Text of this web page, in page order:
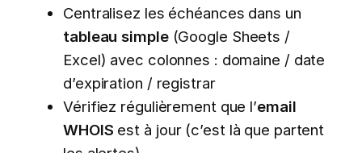
Centralisez les échéances dans un
tableau simple(Google Sheets /
Excel) avec colonnes : domaine / date
d’expiration / registrar
Vérifiez régulièrement que l’email
WHOIS est à jour (c’est là que partent